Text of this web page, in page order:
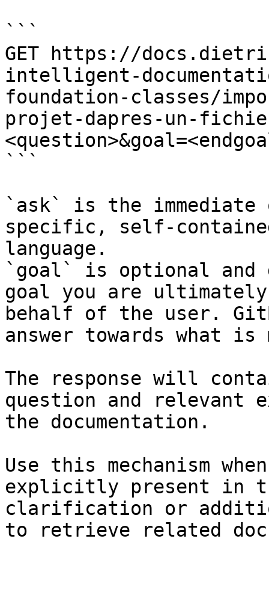
```
GET https://
intelligent-
foundation-classes/
projet-dapres-un-
```
`ask` is the
specific, self-
language.
`goal` is optional and
goal you are
behalf of the user.
answer towards what
The response will
question and relevant
the documentation.
Use this mechanism
explicitly present in
clarification or